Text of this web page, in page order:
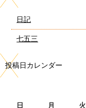
日記
七五三
投稿日カレンダー
日 月 火